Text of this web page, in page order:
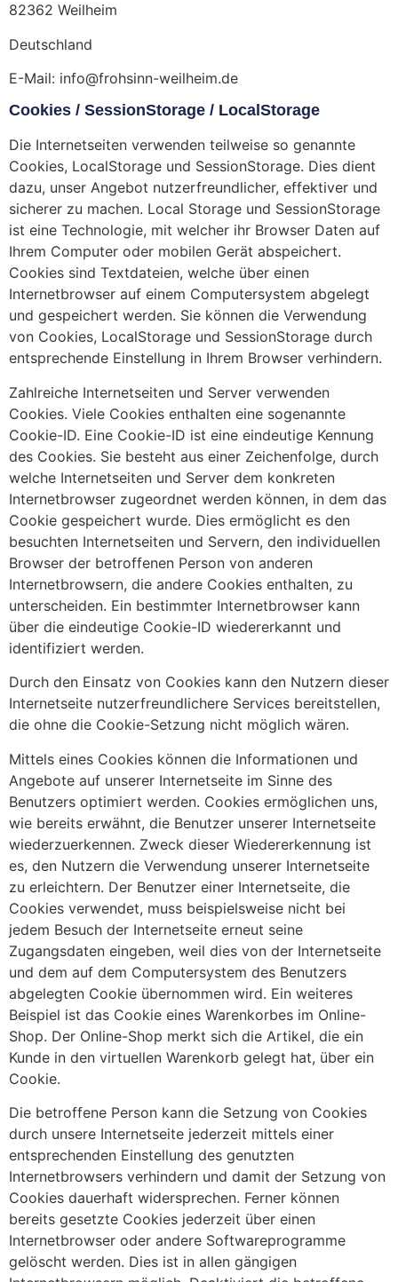
82362 Weilheim
Deutschland
E-Mail: info@frohsinn-weilheim.de
Cookies / SessionStorage / LocalStorage
Die Internetseiten verwenden teilweise so genannte
Cookies, LocalStorage und SessionStorage. Dies dient
dazu, unser Angebot nutzerfreundlicher, effektiver und
sicherer zu machen. Local Storage und SessionStorage
ist eine Technologie, mit welcher ihr Browser Daten auf
Ihrem Computer oder mobilen Gerät abspeichert.
Cookies sind Textdateien, welche über einen
Internetbrowser auf einem Computersystem abgelegt
und gespeichert werden. Sie können die Verwendung
von Cookies, LocalStorage und SessionStorage durch
entsprechende Einstellung in Ihrem Browser verhindern.
Zahlreiche Internetseiten und Server verwenden
Cookies. Viele Cookies enthalten eine sogenannte
Cookie-ID. Eine Cookie-ID ist eine eindeutige Kennung
des Cookies. Sie besteht aus einer Zeichenfolge, durch
welche Internetseiten und Server dem konkreten
Internetbrowser zugeordnet werden können, in dem das
Cookie gespeichert wurde. Dies ermöglicht es den
besuchten Internetseiten und Servern, den individuellen
Browser der betroffenen Person von anderen
Internetbrowsern, die andere Cookies enthalten, zu
unterscheiden. Ein bestimmter Internetbrowser kann
über die eindeutige Cookie-ID wiedererkannt und
identifiziert werden.
Durch den Einsatz von Cookies kann den Nutzern dieser
Internetseite nutzerfreundlichere Services bereitstellen,
die ohne die Cookie-Setzung nicht möglich wären.
Mittels eines Cookies können die Informationen und
Angebote auf unserer Internetseite im Sinne des
Benutzers optimiert werden. Cookies ermöglichen uns,
wie bereits erwähnt, die Benutzer unserer Internetseite
wiederzuerkennen. Zweck dieser Wiedererkennung ist
es, den Nutzern die Verwendung unserer Internetseite
zu erleichtern. Der Benutzer einer Internetseite, die
Cookies verwendet, muss beispielsweise nicht bei
jedem Besuch der Internetseite erneut seine
Zugangsdaten eingeben, weil dies von der Internetseite
und dem auf dem Computersystem des Benutzers
abgelegten Cookie übernommen wird. Ein weiteres
Beispiel ist das Cookie eines Warenkorbes im Online-
Shop. Der Online-Shop merkt sich die Artikel, die ein
Kunde in den virtuellen Warenkorb gelegt hat, über ein
Cookie.
Die betroffene Person kann die Setzung von Cookies
durch unsere Internetseite jederzeit mittels einer
entsprechenden Einstellung des genutzten
Internetbrowsers verhindern und damit der Setzung von
Cookies dauerhaft widersprechen. Ferner können
bereits gesetzte Cookies jederzeit über einen
Internetbrowser oder andere Softwareprogramme
gelöscht werden. Dies ist in allen gängigen